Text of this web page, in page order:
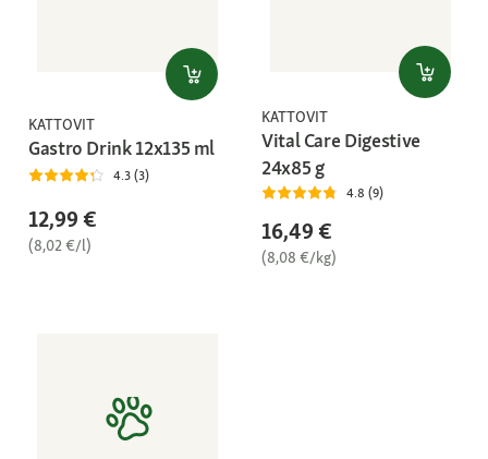
KATTOVIT
Gastro Drink 12x135 ml
4.3 (3)
12,99 €
(8,02 €/l)
KATTOVIT
Vital Care Digestive
24x85 g
4.8 (9)
16,49 €
(8,08 €/kg)